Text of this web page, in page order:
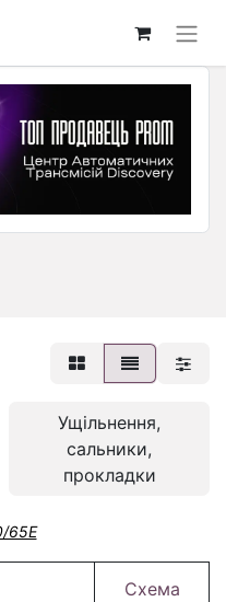
Ущільнення,
сальники,
прокладки
65E
Схема